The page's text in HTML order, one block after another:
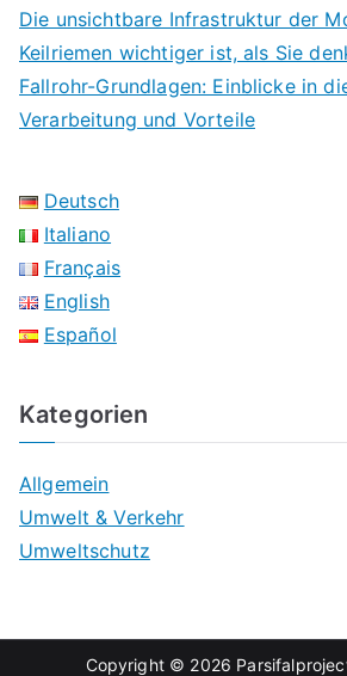
Die unsichtbare Infrastruktur der
Keilriemen wichtiger ist, als Sie
Fallrohr-Grundlagen: Einblicke in
Verarbeitung und Vorteile
Deutsch
Italiano
Français
English
Español
Kategorien
Allgemein
Umwelt & Verkehr
Umweltschutz
Copyright © 2026